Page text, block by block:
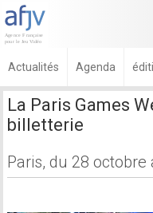
Actualités Agenda
La Paris Games
billetterie
Paris, du 28